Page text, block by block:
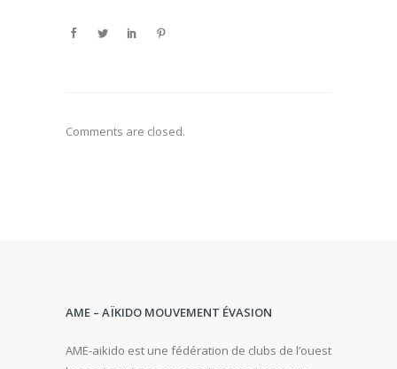
Comments are closed.
AME – AÏKIDO MOUVEMENT ÉVASION
AME-aikido est une fédération de clubs de l’ouest